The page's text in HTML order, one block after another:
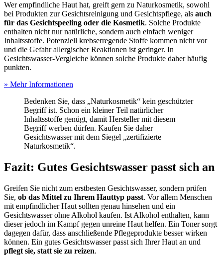
Wer empfindliche Haut hat, greift gern zu Naturkosmetik, sowohl
bei Produkten zur Gesichtsreinigung und Gesichtspflege, als auch
für das Gesichtspeeling oder die Kosmetik. Solche Produkte
enthalten nicht nur natürliche, sondern auch einfach weniger
Inhaltsstoffe. Potenziell krebserregende Stoffe kommen nicht vor
und die Gefahr allergischer Reaktionen ist geringer. In
Gesichtswasser-Vergleiche können solche Produkte daher häufig
punkten.
» Mehr Informationen
Bedenken Sie, dass „Naturkosmetik“ kein geschützter
Begriff ist. Schon ein kleiner Teil natürlicher
Inhaltsstoffe genügt, damit Hersteller mit diesem
Begriff werben dürfen. Kaufen Sie daher
Gesichtswasser mit dem Siegel „zertifizierte
Naturkosmetik“.
Fazit: Gutes Gesichtswasser passt sich an
Greifen Sie nicht zum erstbesten Gesichtswasser, sondern prüfen
Sie, ob das Mittel zu Ihrem Hauttyp passt. Vor allem Menschen
mit empfindlicher Haut sollten genau hinsehen und ein
Gesichtswasser ohne Alkohol kaufen. Ist Alkohol enthalten, kann
dieser jedoch im Kampf gegen unreine Haut helfen. Ein Toner sorgt
dagegen dafür, dass anschließende Pflegeprodukte besser wirken
können. Ein gutes Gesichtswasser passt sich Ihrer Haut an und
pflegt sie, statt sie zu reizen.